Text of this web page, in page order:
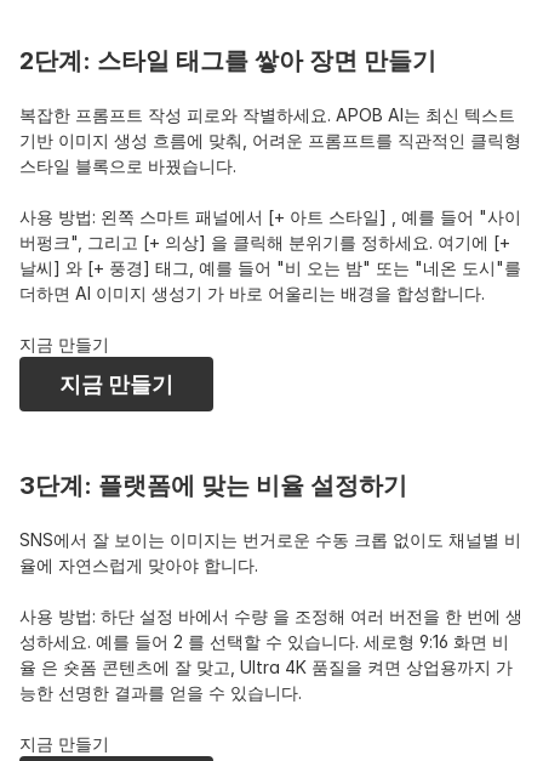
2단계: 스타일 태그를 쌓아 장면 만들기
복잡한 프롬프트 작성 피로와 작별하세요. APOB AI는 최신 텍스트
기반 이미지 생성 흐름에 맞춰, 어려운 프롬프트를 직관적인 클릭형
스타일 블록으로 바꿨습니다.
사용 방법: 왼쪽 스마트 패널에서 [+ 아트 스타일] , 예를 들어 "사이
버펑크", 그리고 [+ 의상] 을 클릭해 분위기를 정하세요. 여기에 [+
날씨] 와 [+ 풍경] 태그, 예를 들어 "비 오는 밤" 또는 "네온 도시"를
더하면 AI 이미지 생성기 가 바로 어울리는 배경을 합성합니다.
지금 만들기
지금 만들기
3단계: 플랫폼에 맞는 비율 설정하기
SNS에서 잘 보이는 이미지는 번거로운 수동 크롭 없이도 채널별 비
율에 자연스럽게 맞아야 합니다.
사용 방법: 하단 설정 바에서 수량 을 조정해 여러 버전을 한 번에 생
성하세요. 예를 들어 2 를 선택할 수 있습니다. 세로형 9:16 화면 비
율 은 숏폼 콘텐츠에 잘 맞고, Ultra 4K 품질을 켜면 상업용까지 가
능한 선명한 결과를 얻을 수 있습니다.
지금 만들기